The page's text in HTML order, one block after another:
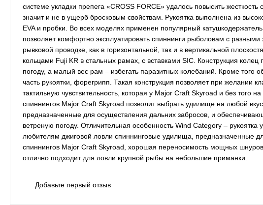
системе укладки препега «CROSS FORCE» удалось повысить жесткость
значит и не в ущерб бросковым свойствам. Рукоятка выполнена из
EVA и пробки. Во всех моделях применен популярный
позволяет комфортно эксплуатировать спиннинги рыболовам с
рывковой проводке, как в горизонтальной, так и в вертикальной
кольцами Fuji KR в стальных рамах, с вставками SIC. Конструкция колец
погоду, а малый вес рам – избегать паразитных колебаний. Кроме того
часть рукоятки, форегрипп. Такая конструкция позволяет при желании
тактильную чувствительность, которая у Major Craft Skyroad и без того
спиннингов Major Craft Skyroad позволит выбрать удилище на любой
предназначенные для осуществления дальних забросов, и
ветреную погоду. Отличительная особенность Wind Category –
любителям джиговой ловли спиннинговые удилища, предназначенные
спиннингов Major Craft Skyroad, хорошая переносимость мощных
отлично подходит для ловли крупной рыбы на небольшие приманки.
Добавьте первый отзыв